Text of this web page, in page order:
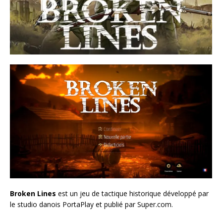
Broken Lines est un jeu de tactique historique développé par
le studio danois PortaPlay et publié par Super.com.